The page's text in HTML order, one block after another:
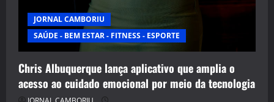
JORNAL CAMBORIU
SAÚDE - BEM ESTAR - FITNESS - ESPORTE
Chris Albuquerque lança aplicativo que amplia o
acesso ao cuidado emocional por meio da tecnologia